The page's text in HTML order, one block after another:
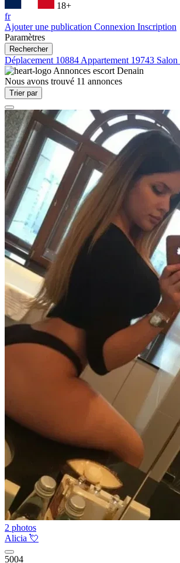
18+
fr
Ajouter une publication Connexion Inscription
Paramètres
Rechercher
Déplacement 10884 Appartement 19743 Salon
Annonces escort Denain
Nous avons trouvé 11 annonces
Trier par
2 photos
Alicia 💘
5004